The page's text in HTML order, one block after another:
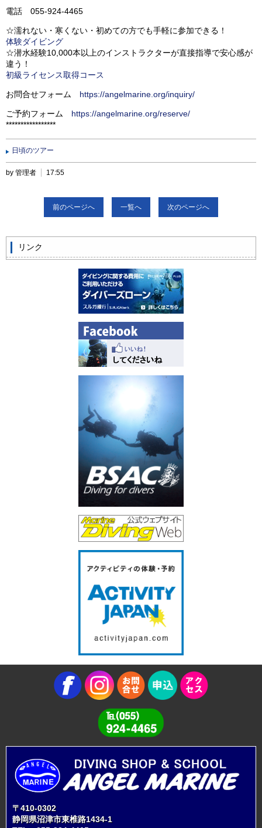
電話 055-924-4465
☆濡れない・寒くない・初めての方でも手軽に参加できる！
体験ダイビング
☆潜水経験10,000本以上のインストラクターが直接指導で安心感が
違う！
初級ライセンス取得コース
お問合せフォーム https://angelmarine.org/inquiry/
ご予約フォーム https://angelmarine.org/reserve/
*****************
日頃のツアー
by 管理者 17:55
前のページへ 一覧へ 次のページへ
リンク
〒410-0302
静岡県沼津市東椎路1434-1